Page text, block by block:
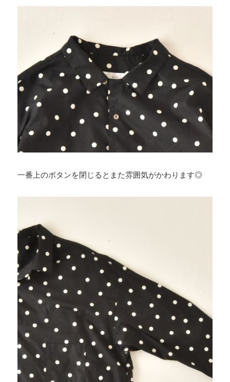
一番上のボタンを閉じるとまた雰囲気がかわります◎